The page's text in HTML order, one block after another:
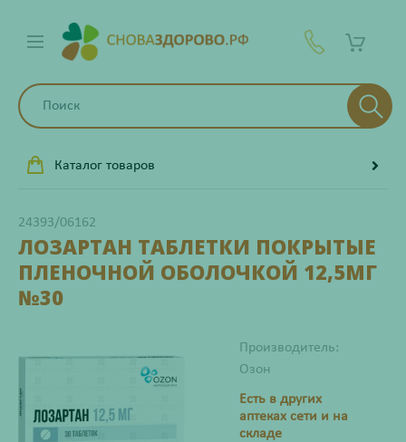
Каталог товаров
24393/06162
ЛОЗАРТАН ТАБЛЕТКИ ПОКРЫТЫЕ
ПЛЕНОЧНОЙ ОБОЛОЧКОЙ 12,5МГ
№30
Производитель:
Озон
Есть в других
аптеках сети и на
складе